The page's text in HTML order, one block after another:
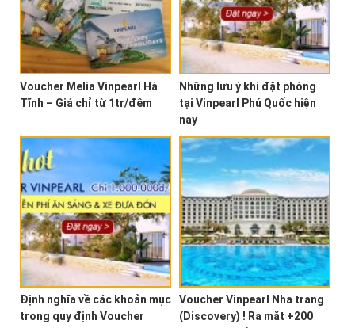
Voucher Melia Vinpearl Hà
Tĩnh – Giá chỉ từ 1tr/đêm
Những lưu ý khi đặt phòng
tại Vinpearl Phú Quốc hiện
nay
Định nghĩa về các khoản mục
trong quy định Voucher
Voucher Vinpearl Nha trang
(Discovery) ! Ra mắt +200